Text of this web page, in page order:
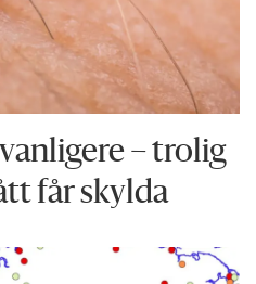
– trolig
får skylda